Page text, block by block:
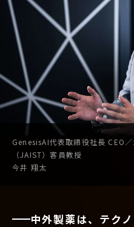
GenesisAI代表取締役社長 CEO ／
（JAIST）客員教授
今井 翔太
中外製薬は、テク